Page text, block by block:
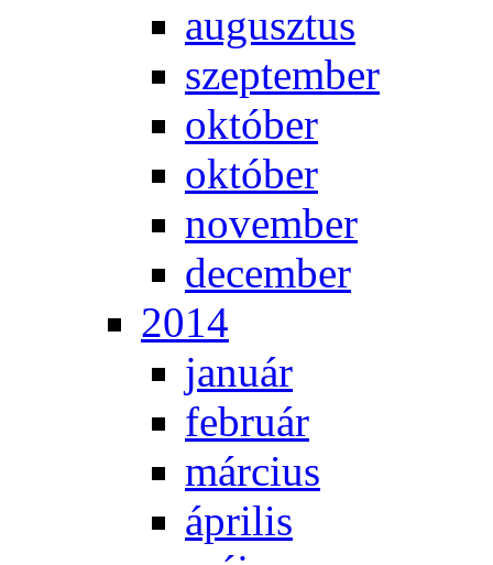
au­gusz­tus
szep­tem­ber
ok­tó­ber
ok­tó­ber
no­vem­ber
de­cem­ber
2014
ja­nu­ár
feb­ru­ár
már­ci­us
áp­ri­lis